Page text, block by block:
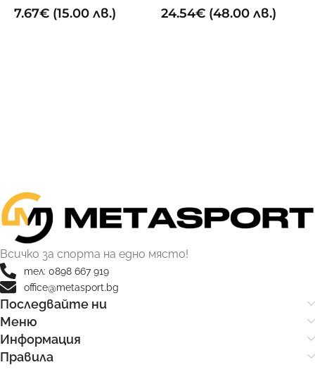
7.67€ (15.00 лв.) 24.54€(48.00 лв.)
Всичко за спорта на едно място!
тел: 0898 667 919
office@metasport.bg
Последвайте ни
Меню
Информация
Правила